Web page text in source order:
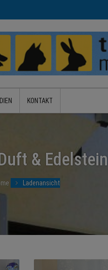
KONTAKT
& Edelstein
Ladenansicht